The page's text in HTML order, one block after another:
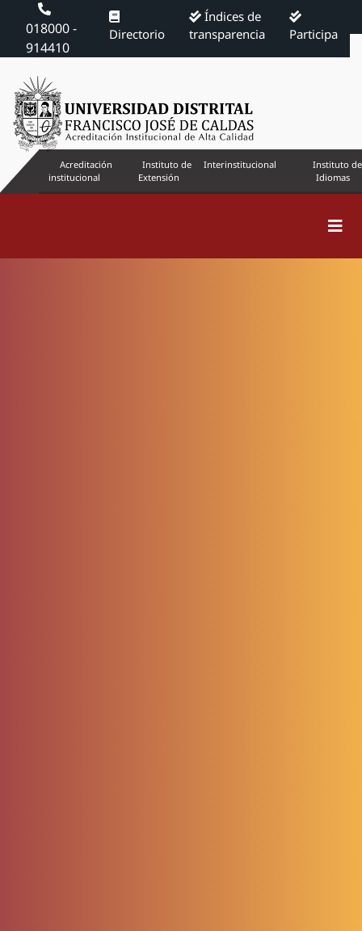
018000 -
914410
Directorio
Índices de
transparencia
Participa
Acreditación
institucional
Instituto de
Extensión
Interinstitucional
Instituto de
Idiomas